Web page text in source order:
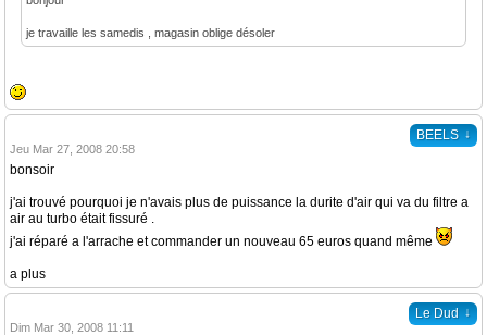
je travaille les samedis , magasin oblige désoler
BEELS ↓
Jeu Mar 27, 2008 20:58
bonsoir
j'ai trouvé pourquoi je n'avais plus de puissance la durite d'air qui va du filtre a
air au turbo était fissuré .
j'ai réparé a l'arrache et commander un nouveau 65 euros quand même
a plus
Le Dud ↓
Dim Mar 30, 2008 11:11